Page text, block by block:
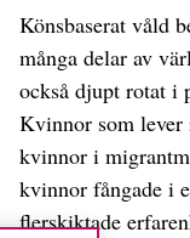
Könsbaserat våld
många delar av
också djupt rotat i
Kvinnor som lever
kvinnor i
kvinnor fångade i
flerskiktade